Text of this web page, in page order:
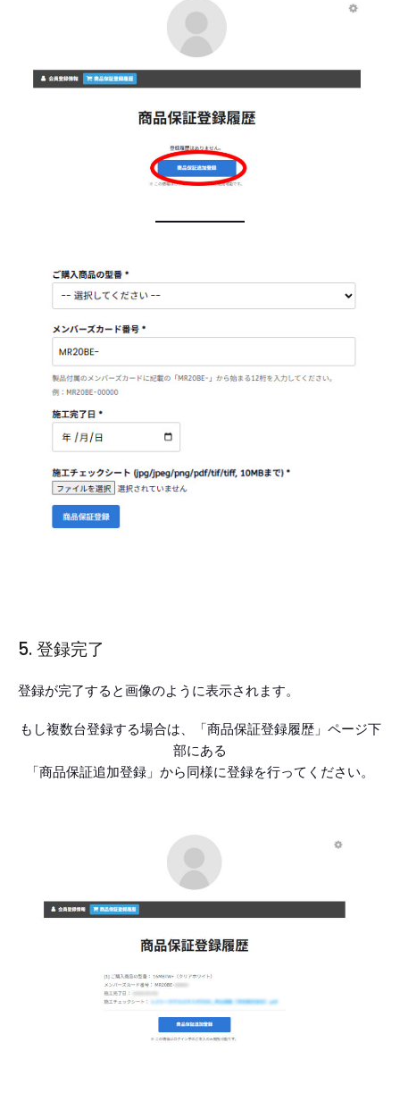
5. 登録完了
登録が完了すると画像のように表示されます。
もし複数台登録する場合は、「商品保証登録履歴」ページ下
部にある
「商品保証追加登録」から同様に登録を行ってください。